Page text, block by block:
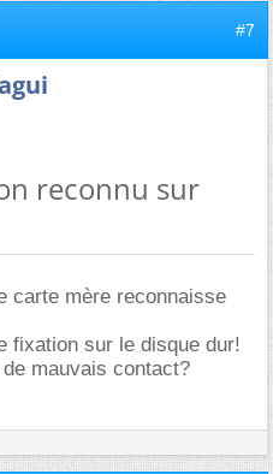
#7
reconnu sur
carte mère reconnaisse
fixation sur le disque dur!
mauvais contact?